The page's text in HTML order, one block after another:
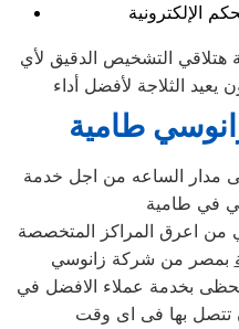
التشخيص الدقيق لأي
طامية
مدار الساعه من اجل خدمة
في طامية
من اعرق المراكز المتخصصة
بمصر من شركة زانوسي
بخدمة عملاء الافضل في
تتصل بها فى اى وقت